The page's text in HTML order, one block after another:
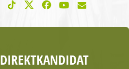
DIREKTKANDIDAT